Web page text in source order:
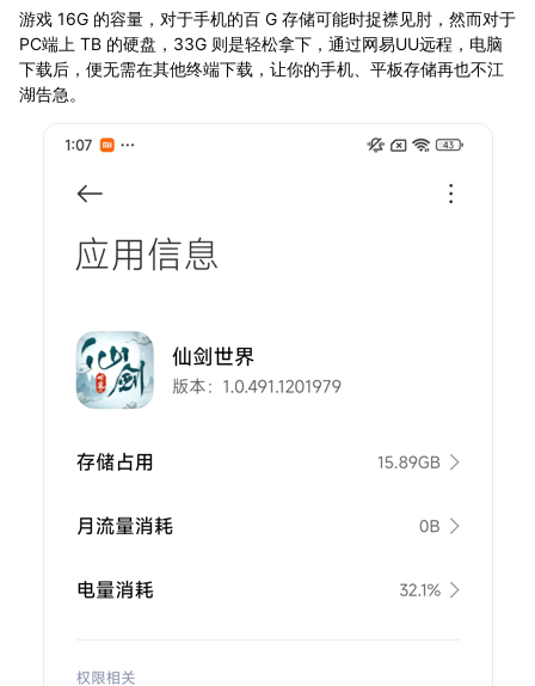
游戏 16G 的容量，对于手机的百 G 存储可能时捉襟见肘，然而对于
PC端上 TB 的硬盘，33G 则是轻松拿下，通过网易UU远程，电脑
下载后，便无需在其他终端下载，让你的手机、平板存储再也不江
湖告急。